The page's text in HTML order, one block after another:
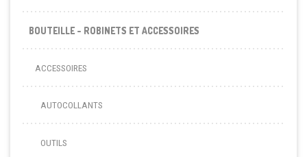
BOUTEILLE - ROBINETS ET ACCESSOIRES
ACCESSOIRES
AUTOCOLLANTS
OUTILS